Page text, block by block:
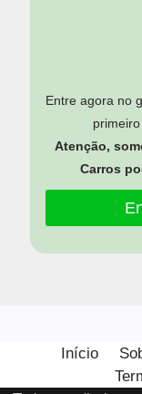
Entre agora no
Atenção,
Carros
Início
experiência em
Você pode saber
ou desativá-los em